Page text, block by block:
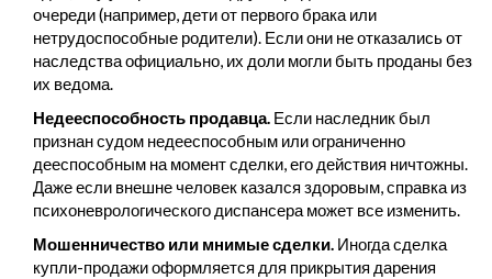
очереди (например, дети от первого брака или
нетрудоспособные родители). Если они не отказались от
наследства официально, их доли могли быть проданы без
их ведома.
Недееспособность продавца. Если наследник был
признан судом недееспособным или ограниченно
дееспособным на момент сделки, его действия ничтожны.
Даже если внешне человек казался здоровым, справка из
психоневрологического диспансера может все изменить.
Мошенничество или мнимые сделки. Иногда сделка
купли-продажи оформляется для прикрытия дарения